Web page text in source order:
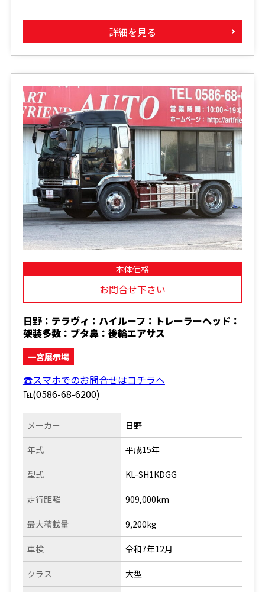
詳細を見る
本体価格
お問合せ下さい
日野：テラヴィ：ハイルーフ：トレーラーヘッド：
架装多数：ブタ鼻：後輪エアサス
一宮展示場
☎スマホでのお問合せはコチラへ
℡(0586-68-6200)
メーカー
年式
型式
走行距離
日野
平成15年
KL-SH1KDGG
909,000km
最大積載量
車検
クラス
9,200kg
令和7年12月
大型